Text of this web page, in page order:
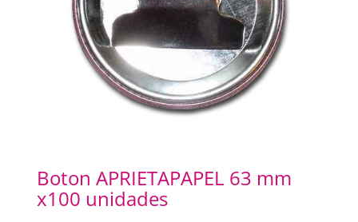
Boton APRIETAPAPEL 63 mm
x100 unidades